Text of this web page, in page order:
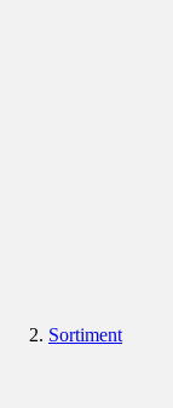
Sortiment